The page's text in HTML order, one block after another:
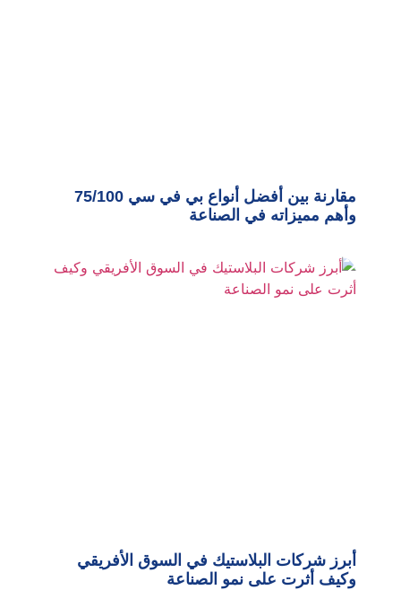
مقارنة بين أفضل أنواع بي في سي 75/100
وأهم مميزاته في الصناعة
أبرز شركات البلاستيك في السوق الأفريقي
وكيف أثرت على نمو الصناعة